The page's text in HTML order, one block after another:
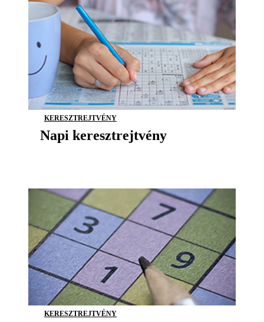
KERESZTREJTVÉNY
Napi keresztrejtvény
KERESZTREJTVÉNY